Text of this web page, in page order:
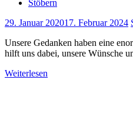
Stöbern
29. Januar 202017. Februar 2024
Unsere Gedanken haben eine
hilft uns dabei, unsere Wünsche
Weiterlesen